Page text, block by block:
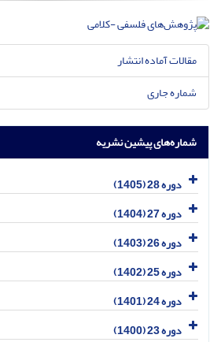
مقالات آماده انتشار
شماره جاری
شماره‌های پیشین نشریه
دوره 28 (1405)
دوره 27 (1404)
دوره 26 (1403)
دوره 25 (1402)
دوره 24 (1401)
دوره 23 (1400)